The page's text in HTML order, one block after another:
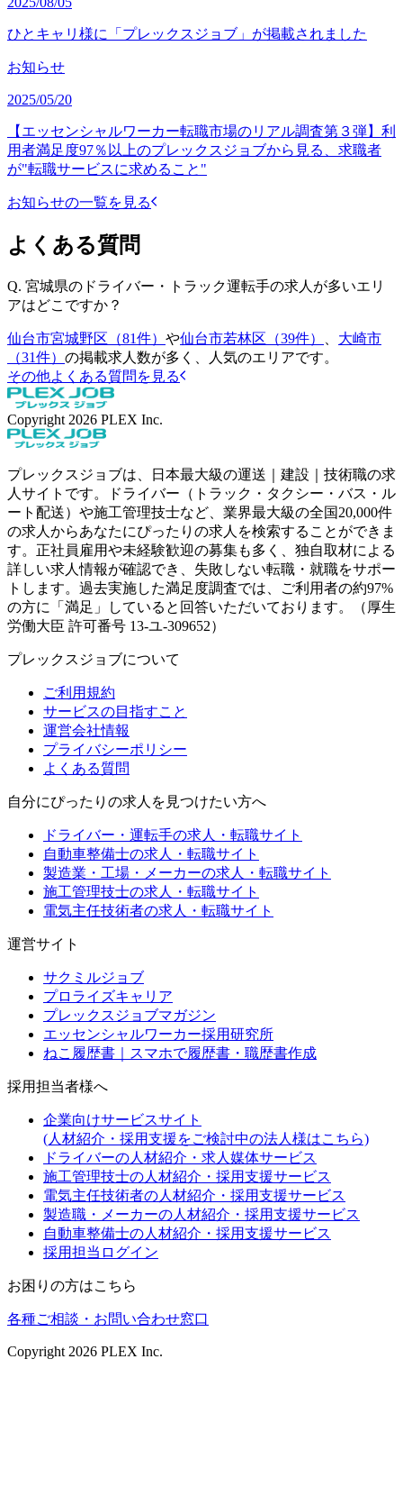
ひとキャリ様に「プレックスジョブ」が掲載されました
お知らせ
2025/05/20
【エッセンシャルワーカー転職市場のリアル調査第３弾】利
用者満足度97％以上のプレックスジョブから見る、求職者
が"転職サービスに求めること"
お知らせの一覧を見る
よくある質問
Q. 宮城県のドライバー・トラック運転手の求人が多いエリ
アはどこですか？
仙台市宮城野区（81件） や仙台市若林区（39件）
大崎市
（31件） の掲載求人数が多く、人気のエリアです。
その他よくある質問を見る
Copyright 2026 PLEX Inc.
プレックスジョブは、日本最大級の運送｜建設｜技術職の求
人サイトです。ドライバー（トラック・タクシー・バス・ル
ート配送）や施工管理技士など、業界最大級の全国20,000件
の求人からあなたにぴったりの求人を検索することができま
す。正社員雇用や未経験歓迎の募集も多く、独自取材による
詳しい求人情報が確認でき、失敗しない転職・就職をサポー
トします。過去実施した満足度調査では、ご利用者の約97%
の方に「満足」していると回答いただいております。（厚生
労働大臣 許可番号 13-ユ-309652）
プレックスジョブについて
ご利用規約
サービスの目指すこと
運営会社情報
プライバシーポリシー
よくある質問
自分にぴったりの求人を見つけたい方へ
ドライバー・運転手の求人・転職サイト
自動車整備士の求人・転職サイト
製造業・工場・メーカーの求人・転職サイト
施工管理技士の求人・転職サイト
電気主任技術者の求人・転職サイト
運営サイト
サクミルジョブ
プロライズキャリア
プレックスジョブマガジン
エッセンシャルワーカー採用研究所
ねこ履歴書｜スマホで履歴書・職歴書作成
採用担当者様へ
企業向けサービスサイト
(人材紹介・採用支援をご検討中の法人様はこちら)
ドライバーの人材紹介・求人媒体サービス
施工管理技士の人材紹介・採用支援サービス
電気主任技術者の人材紹介・採用支援サービス
製造職・メーカーの人材紹介・採用支援サービス
自動車整備士の人材紹介・採用支援サービス
採用担当ログイン
お困りの方はこちら
各種ご相談・お問い合わせ窓口
Copyright 2026 PLEX Inc.